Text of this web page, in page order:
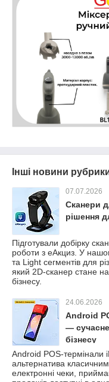
Інші новини
07.07.2026
Сканери
рішення
Підготували добірку
роботи з еАкциз. У
та Light сегментів для
який 2D-сканер стане
бізнесу.
24.06.2026
Android
— сучасне
бізнесу
Android POS-термінали
альтернатива
електронні чеки,